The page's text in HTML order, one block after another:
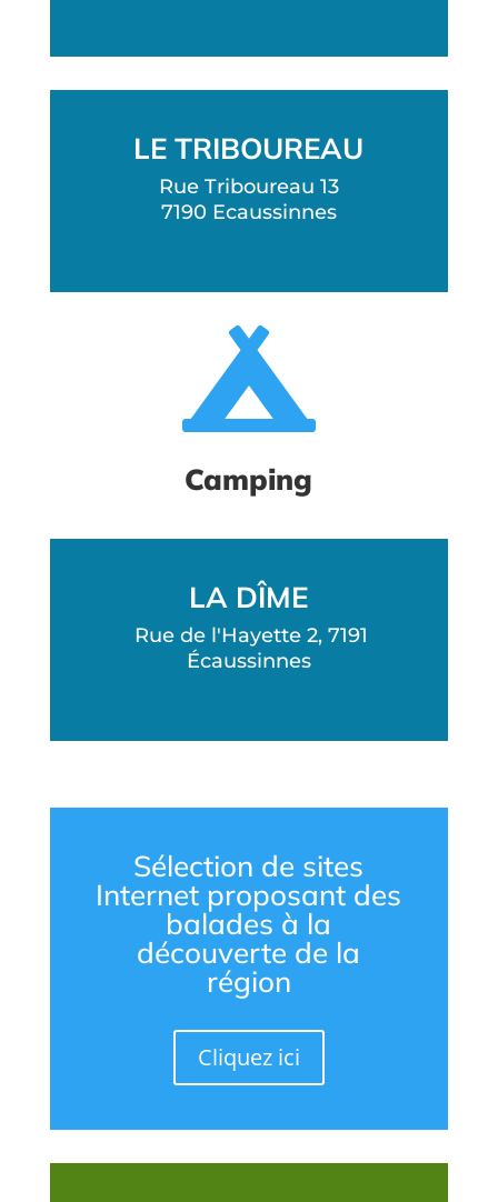
LE TRIBOUREAU
Rue Triboureau 13
7190 Ecaussinnes

Camping
LA DÎME
Rue de l'Hayette 2, 7191
Écaussinnes
Sélection de sites
Internet proposant des
balades à la
découverte de la
région
Cliquez ici